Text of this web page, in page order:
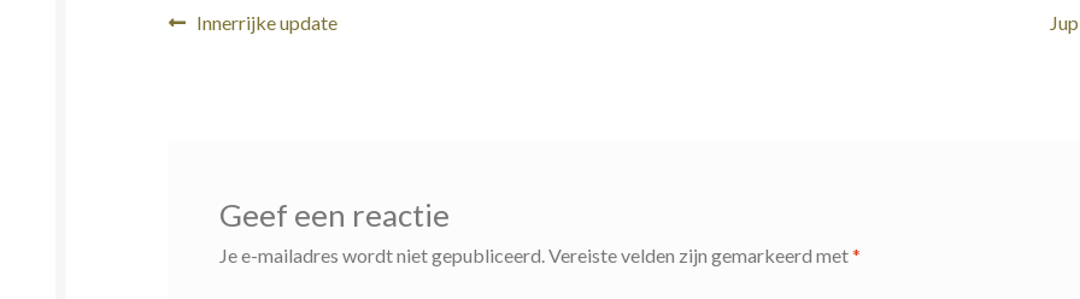
Bericht
Vorig
Innerrijke update
Geef een reactie
Je e-mailadres wordt niet gepubliceerd. Vereiste velden zijn gemarkeerd met*